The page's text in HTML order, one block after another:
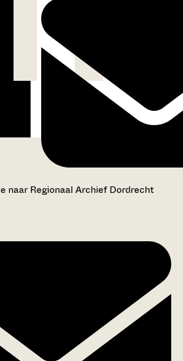
naar Regionaal Archief Dordrecht